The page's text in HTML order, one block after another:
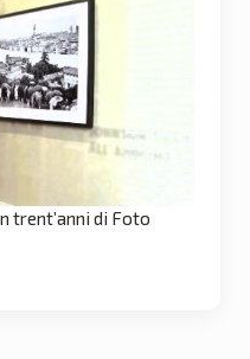
trent’anni di Foto